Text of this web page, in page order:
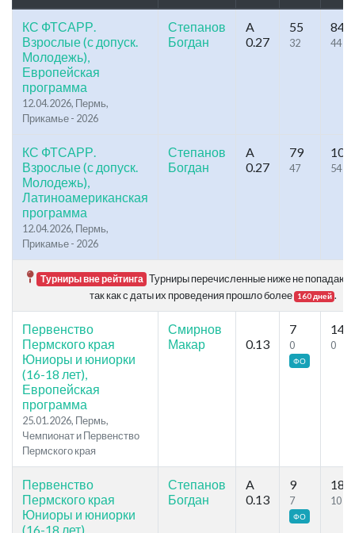
КС ФТСАРР.
Взрослые (с допуск.
Молодежь),
Европейская
программа
12.04.2026, Пермь,
Прикамье - 2026
Степанов
Богдан
A
0.27
55
32
84
44
КС ФТСАРР.
Взрослые (с допуск.
Молодежь),
Латиноамериканская
программа
12.04.2026, Пермь,
Прикамье - 2026
Степанов
Богдан
A
0.27
79
47
108
54
Турниры вне рейтинга Турниры перечисленные ниже не попадают
так как с даты их проведения прошло более
160 дней .
Первенство
Пермского края
Юниоры и юниорки
(16-18 лет),
Европейская
программа
25.01.2026, Пермь,
Чемпионат и Первенство
Пермского края
Смирнов
Макар
0.13
7
0
ФО
14
0
Первенство
Пермского края
Юниоры и юниорки
(16-18 лет),
Степанов
Богдан
A
0.13
9
7
ФО
18
10